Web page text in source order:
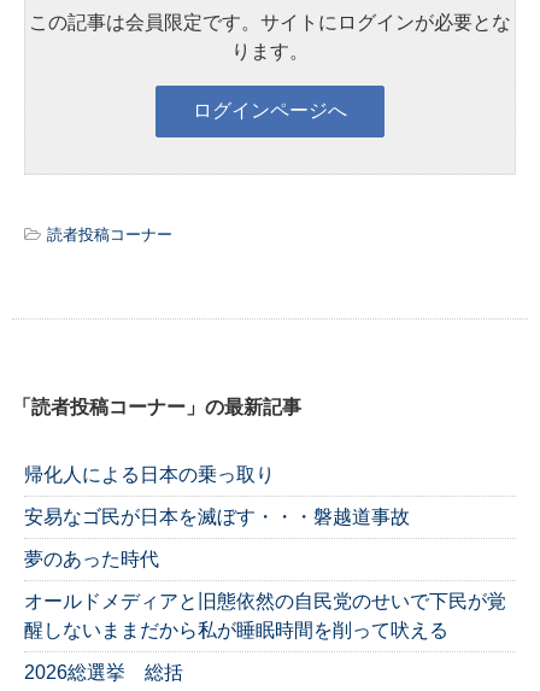
この記事は会員限定です。サイトにログインが必要とな
ります。
読者投稿コーナー
「読者投稿コーナー」の最新記事
帰化人による日本の乗っ取り
安易なゴ民が日本を滅ぼす・・・磐越道事故
夢のあった時代
オールドメディアと旧態依然の自民党のせいで下民が覚
醒しないままだから私が睡眠時間を削って吠える
2026総選挙 総括